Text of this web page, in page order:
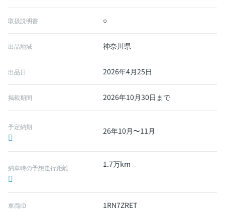
取扱説明書 ○
出品地域 神奈川県
出品日 2026年4月25日
掲載期間 2026年10月30日まで
予定納期 26年10月〜11月
納車時の予想走行距離 1.7万km
車両ID 1RN7ZRET